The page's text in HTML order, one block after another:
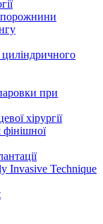
порожнини
при
хірургії
Invasive Technique